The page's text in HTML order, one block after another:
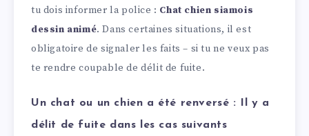
tu dois informer la police : Chat chien siamois
dessin animé. Dans certaines situations, il est
obligatoire de signaler les faits – si tu ne veux pas
te rendre coupable de délit de fuite.
Un chat ou un chien a été renversé : Il y a
délit de fuite dans les cas suivants